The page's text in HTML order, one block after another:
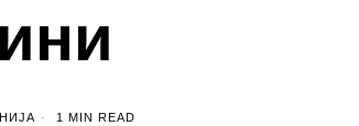
1 MIN READ